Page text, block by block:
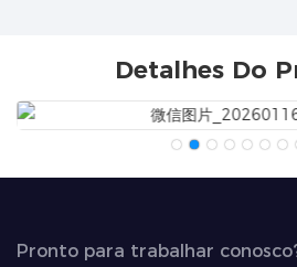
Detalhes Do
Pronto para trabalhar